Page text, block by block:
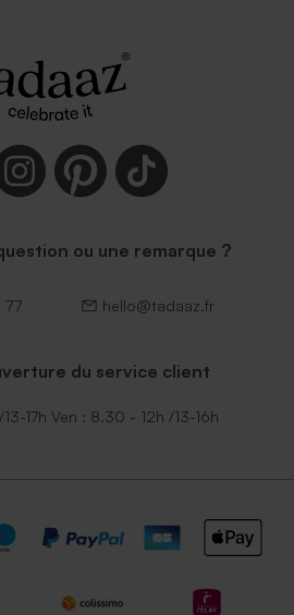
ou une remarque ?
hello@tadaaz.fr
du service client
17h Ven : 8.30 - 12h /13-16h